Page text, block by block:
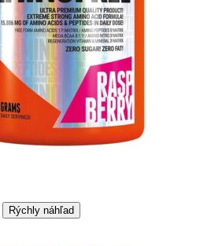
Rýchly náhľad